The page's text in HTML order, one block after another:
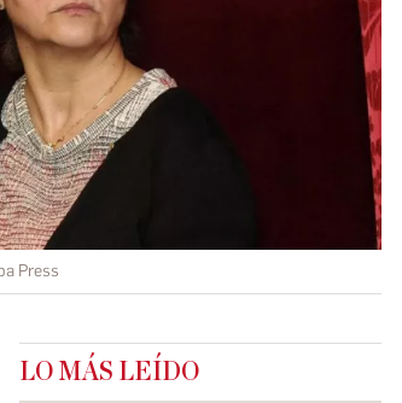
Press
LO MÁS LEÍDO